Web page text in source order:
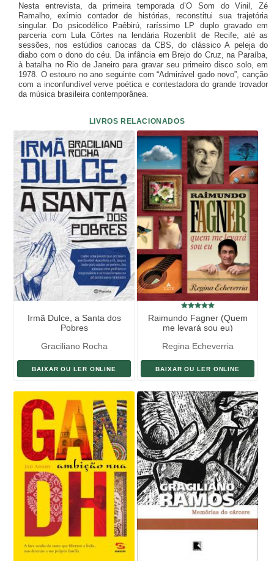
Nesta entrevista, da primeira temporada d’O Som do Vinil, Zé
Ramalho, exímio contador de histórias, reconstitui sua trajetória
singular. Do psicodélico Paêbirú, raríssimo LP duplo gravado em
parceria com Lula Côrtes na lendária Rozenblit de Recife, até as
sessões, nos estúdios cariocas da CBS, do clássico A peleja do
diabo com o dono do céu. Da infância em Brejo do Cruz, na Paraíba,
à batalha no Rio de Janeiro para gravar seu primeiro disco solo, em
1978. O estouro no ano seguinte com “Admirável gado novo”, canção
com a inconfundível verve poética e contestadora do grande trovador
da música brasileira contemporânea.
LIVROS RELACIONADOS
Irmã Dulce, a Santa dos
Pobres
Graciliano Rocha
BAIXAR OU LER ONLINE
Raimundo Fagner (Quem
me levará sou eu)
Regina Echeverria
BAIXAR OU LER ONLINE